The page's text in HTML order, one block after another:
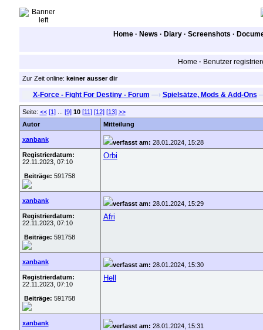
Home · News · Diary · Screenshots ·
Home · Benutzer
Zur Zeit online: keiner ausser dir
X-Force - Fight For Destiny - Forum —› Spielsätze, Mods & Add-Ons
Seite: << [1]... [9] 10 [11] [12] [13] >>
Autor
Mitteilung
xanbank verfasst am: 28.01.2024, 15:28
Registrierdatum:
22.11.2023, 07:10
Beiträge: 591758
Orbi
xanbank verfasst am: 28.01.2024, 15:29
Registrierdatum:
22.11.2023, 07:10
Beiträge: 591758
Afri
xanbank verfasst am: 28.01.2024, 15:30
Registrierdatum:
22.11.2023, 07:10
Beiträge: 591758
Hell
xanbank verfasst am: 28.01.2024, 15:31